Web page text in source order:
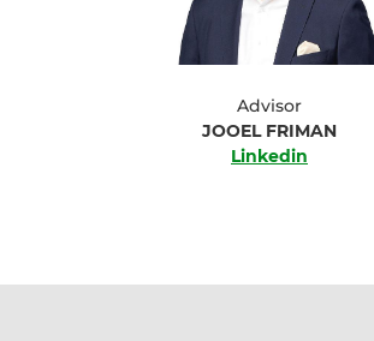
Advisor
JOOEL FRIMAN
Linkedin